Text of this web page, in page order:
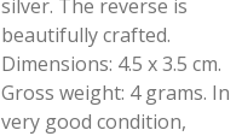
silver. The reverse is
beautifully crafted.
Dimensions: 4.5 x 3.5 cm.
Gross weight: 4 grams. In
very good condition,